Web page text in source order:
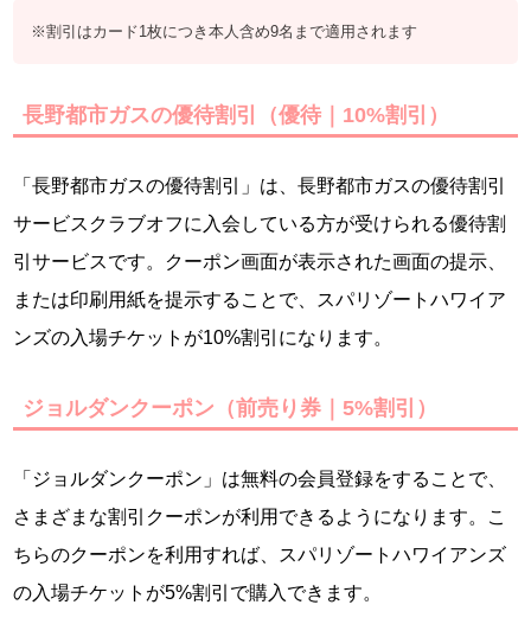
※割引はカード1枚につき本人含め9名まで適用されます
長野都市ガスの優待割引（優待｜10%割引）
「長野都市ガスの優待割引」は、長野都市ガスの優待割引
サービスクラブオフに入会している方が受けられる優待割
引サービスです。クーポン画面が表示された画面の提示、
または印刷用紙を提示することで、スパリゾートハワイア
ンズの入場チケットが10%割引になります。
ジョルダンクーポン（前売り券｜5%割引）
「ジョルダンクーポン」は無料の会員登録をすることで、
さまざまな割引クーポンが利用できるようになります。こ
ちらのクーポンを利用すれば、スパリゾートハワイアンズ
の入場チケットが5%割引で購入できます。